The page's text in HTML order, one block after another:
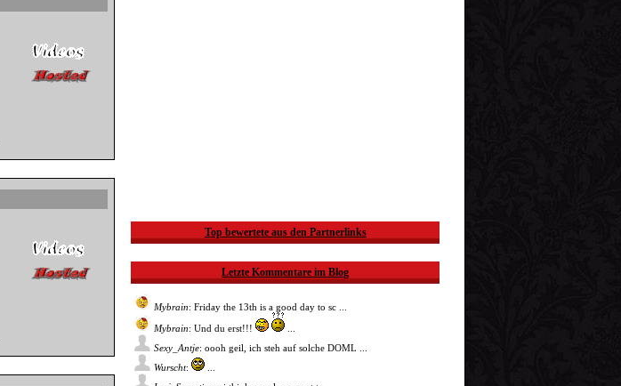
Top bewertete aus den Partnerlinks
Letzte Kommentare im Blog
Mybrain: Friday the 13th is a good day to sc ...
Mybrain: Und du erst!!!
Sexy_Antje: oooh geil, ich steh auf solche DOML ...
Wurscht: